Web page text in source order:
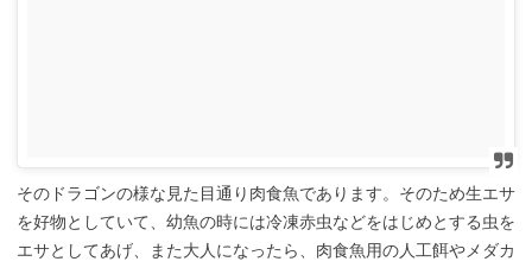
そのドラゴンの様な見た目通り肉食魚であります。そのため生エサ
を好物としていて、幼魚の時には冷凍赤虫などをはじめとする虫を
エサとしてあげ、また大人になったら、肉食魚用の人工餌やメダカ